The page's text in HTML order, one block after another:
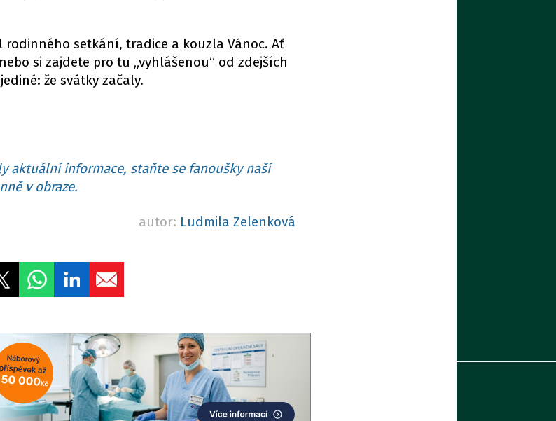
rodinného setkání, tradice a kouzla Vánoc. Ať
si zajdete pro tu „vyhlášenou“ od zdejších
že svátky začaly.
aktuální informace, staňte se fanoušky naší
v obraze.
autor: Ludmila Zelenková